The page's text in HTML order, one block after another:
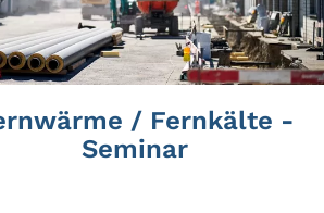
/ Fernkälte -
Seminar